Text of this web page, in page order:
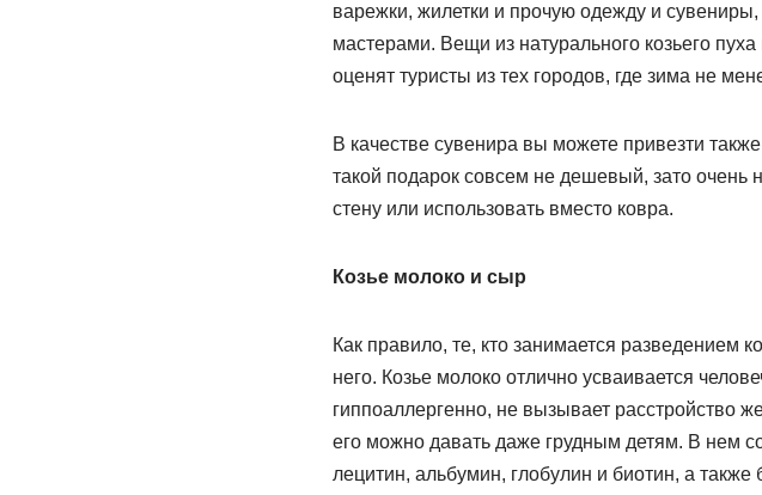
варежки, жилетки и прочую одежду и
мастерами. Вещи из натурального козьего
оценят туристы из тех городов, где зима не
В качестве сувенира вы можете привезти
такой подарок совсем не дешевый, зато
стену или использовать вместо ковра.
Козье молоко и сыр
Как правило, те, кто занимается разведением
него. Козье молоко отлично усваивается
гиппоаллергенно, не вызывает расстройство
его можно давать даже грудным детям. В нем
лецитин, альбумин, глобулин и биотин, а